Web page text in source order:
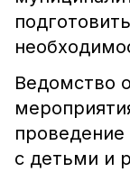
Ведомство
с детьми и